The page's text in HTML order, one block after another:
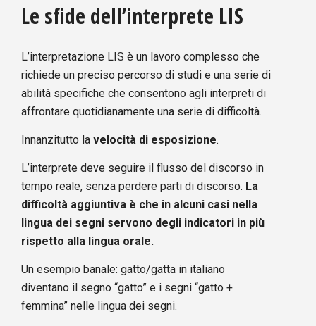
Le sfide dell’interprete LIS
L’interpretazione LIS è un lavoro complesso che
richiede un preciso percorso di studi e una serie di
abilità specifiche che consentono agli interpreti di
affrontare quotidianamente una serie di difficoltà.
Innanzitutto la velocità di esposizione.
L’interprete deve seguire il flusso del discorso in
tempo reale, senza perdere parti di discorso. La
difficoltà aggiuntiva è che in alcuni casi nella
lingua dei segni servono degli indicatori in più
rispetto alla lingua orale.
Un esempio banale: gatto/gatta in italiano
diventano il segno “gatto” e i segni “gatto +
femmina” nelle lingua dei segni.